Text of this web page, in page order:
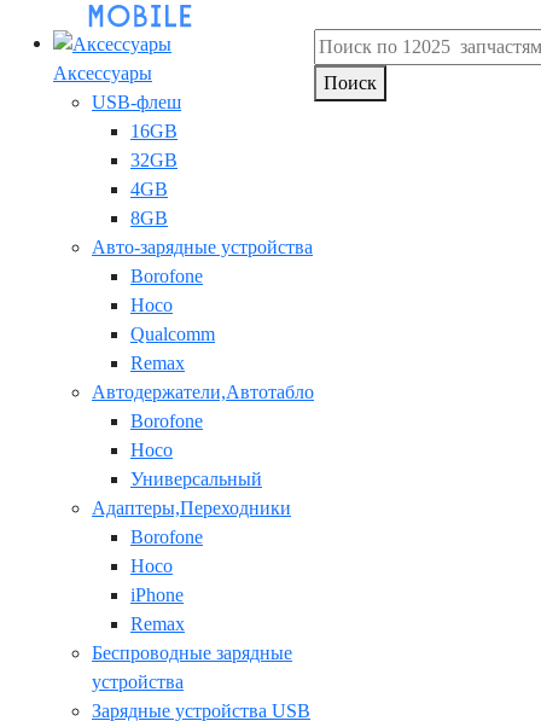
Аксессуары
USB-флеш
16GB
32GB
4GB
8GB
Авто-зарядные устройства
Borofone
Hoco
Qualcomm
Remax
Автодержатели,Автотабло
Borofone
Hoco
Универсальный
Адаптеры,Переходники
Borofone
Hoco
iPhone
Remax
Беспроводные зарядные
устройства
Зарядные устройства USB
Поиск